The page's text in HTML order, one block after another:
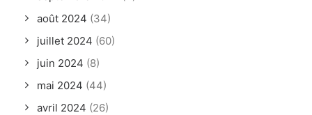
août 2024 (34)
juillet 2024 (60)
juin 2024 (8)
mai 2024 (44)
avril 2024 (26)